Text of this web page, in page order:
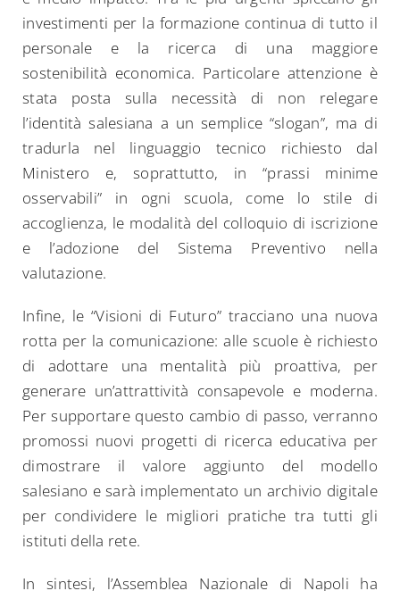
investimenti per la formazione continua di tutto il
personale e la ricerca di una maggiore
sostenibilità economica. Particolare attenzione è
stata posta sulla necessità di non relegare
l’identità salesiana a un semplice “slogan”, ma di
tradurla nel linguaggio tecnico richiesto dal
Ministero e, soprattutto, in “prassi minime
osservabili” in ogni scuola, come lo stile di
accoglienza, le modalità del colloquio di iscrizione
e l’adozione del Sistema Preventivo nella
valutazione.
Infine, le “Visioni di Futuro” tracciano una nuova
rotta per la comunicazione: alle scuole è richiesto
di adottare una mentalità più proattiva, per
generare un’attrattività consapevole e moderna.
Per supportare questo cambio di passo, verranno
promossi nuovi progetti di ricerca educativa per
dimostrare il valore aggiunto del modello
salesiano e sarà implementato un archivio digitale
per condividere le migliori pratiche tra tutti gli
istituti della rete.
In sintesi, l’Assemblea Nazionale di Napoli ha